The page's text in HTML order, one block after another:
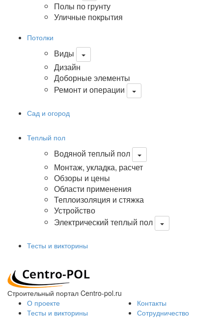
Полы по грунту
Уличные покрытия
Потолки
Виды
Дизайн
Доборные элементы
Ремонт и операции
Сад и огород
Теплый пол
Водяной теплый пол
Монтаж, укладка, расчет
Обзоры и цены
Области применения
Теплоизоляция и стяжка
Устройство
Электрический теплый пол
Тесты и викторины
Строительный портал Centro-pol.ru
О проекте
Тесты и викторины
Контакты
Сотрудничество